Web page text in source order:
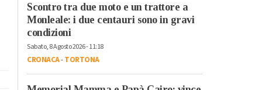
Scontro tra due moto e un trattore a
Monleale: i due centauri sono in gravi
condizioni
Sabato, 8 Agosto 2026 - 11:18
CRONACA-TORTONA